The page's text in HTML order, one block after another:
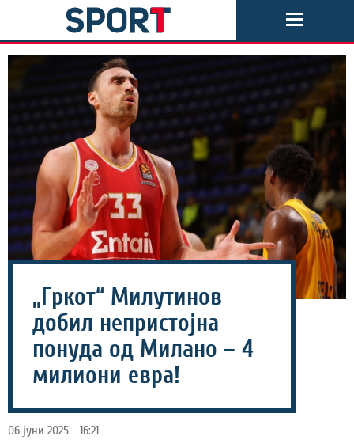
„Гркот“ Милутинов
добил непристојна
понуда од Милано – 4
милиони евра!
06 јуни 2025 - 16:21